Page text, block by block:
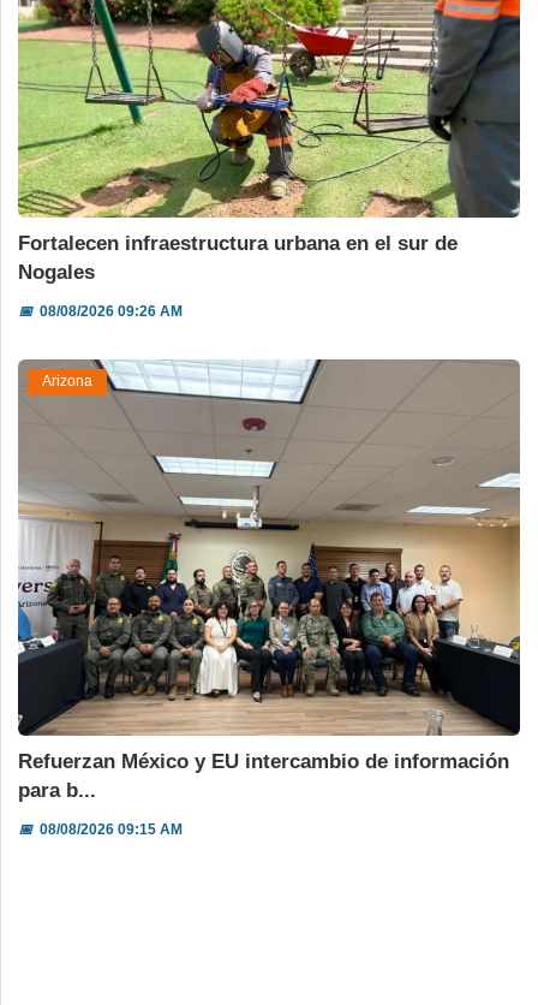
Fortalecen infraestructura urbana en el sur de
Nogales
📅08/08/2026 09:26 AM
Arizona
Refuerzan México y EU intercambio de información
para b...
📅08/08/2026 09:15 AM